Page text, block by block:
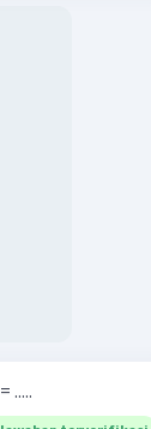
.....